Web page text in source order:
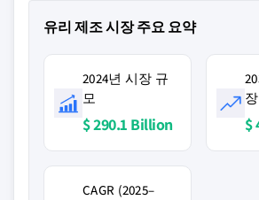
유리 제조 시장 주요 요약
2024년 시장 규
모
$ 290.1 Billion $
CAGR (2025–